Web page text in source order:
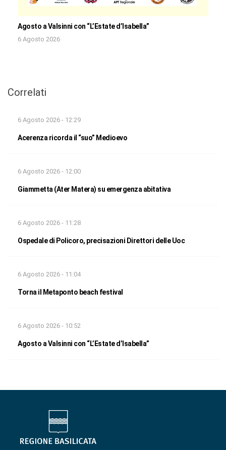
Agosto a Valsinni con “L’Estate d’Isabella”
6 Agosto 2026
Correlati
6 Agosto 2026 - 12:29
Acerenza ricorda il “suo” Medioevo
6 Agosto 2026 - 12:00
Giammetta (Ater Matera) su emergenza abitativa
6 Agosto 2026 - 11:28
Ospedale di Policoro, precisazioni Direttori delle Uoc
6 Agosto 2026 - 11:04
Torna il Metaponto beach festival
6 Agosto 2026 - 10:52
Agosto a Valsinni con “L’Estate d’Isabella”